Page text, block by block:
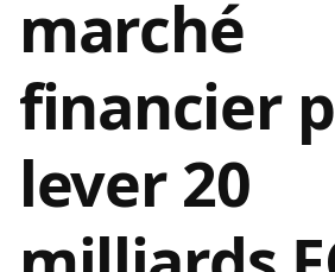
marché
financier
lever 20